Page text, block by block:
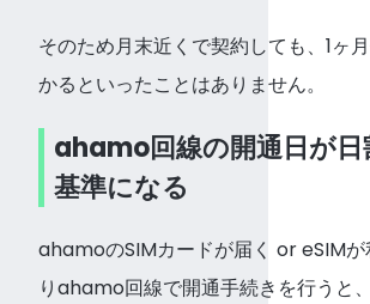
そのため月末近くで契約しても、1ヶ
かるといったことはありません。
ahamo回線の開通日が日
基準になる
ahamoのSIMカードが届く or eSIMが
りahamo回線で開通手続きを行うと